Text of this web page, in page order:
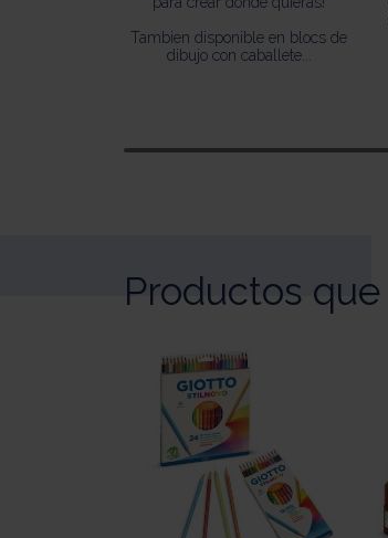
Tambien disponible en blocs de
dibujo con caballete...
Productos